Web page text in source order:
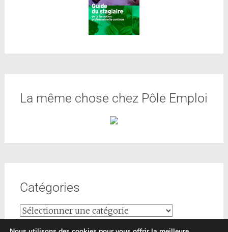
La même chose chez Pôle Emploi
Catégories